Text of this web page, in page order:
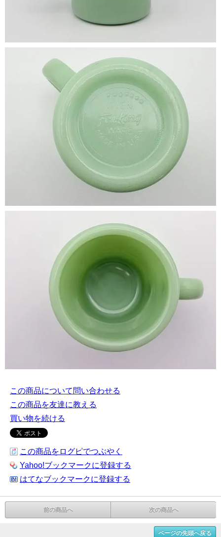
この商品について問い合わせる
この商品を友達に教える
買い物を続ける
この商品をログピでつぶやく
Yahoo!ブックマークに登録する
はてなブックマークに登録する
前の商品へ 次の商品へ
ページの先頭へ戻る